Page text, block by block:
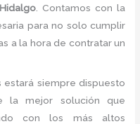
. Contamos con la
para no solo cumplir
a la hora de contratar un
siempre dispuesto
la mejor solución que
con los más altos